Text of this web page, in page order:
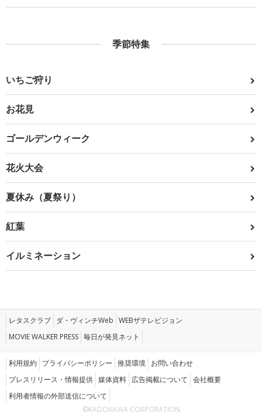
季節特集
いちご狩り
お花見
ゴールデンウィーク
花火大会
夏休み（夏祭り）
紅葉
イルミネーション
レタスクラブ ダ・ヴィンチWeb WEBザテレビジョン
MOVIE WALKER PRESS 毎日が発見ネット
利用規約 プライバシーポリシー 推奨環境 お問い合わせ
プレスリリース・情報提供 媒体資料 広告掲載について 会社概要
利用者情報の外部送信について
©KADOKAWA CORPORATION